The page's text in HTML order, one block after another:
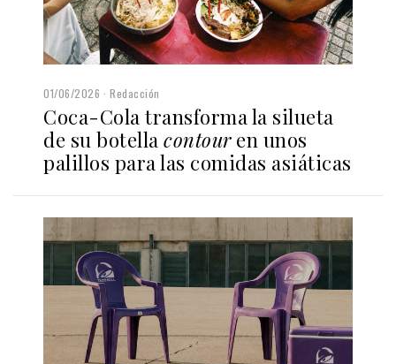
01/06/2026 Redacción
Coca-Cola transforma la silueta
de su botella contouren unos
palillos para las comidas asiáticas